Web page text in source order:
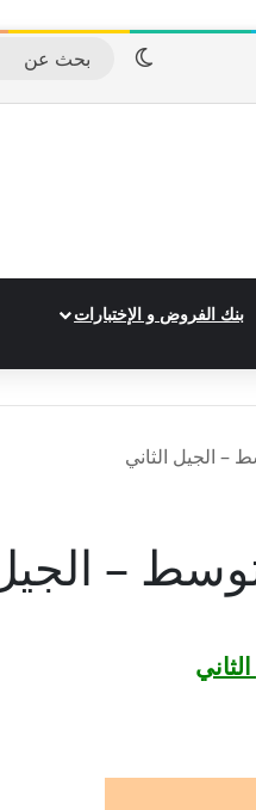
الوضع المظلم
بنك الفروض و الإختبارات